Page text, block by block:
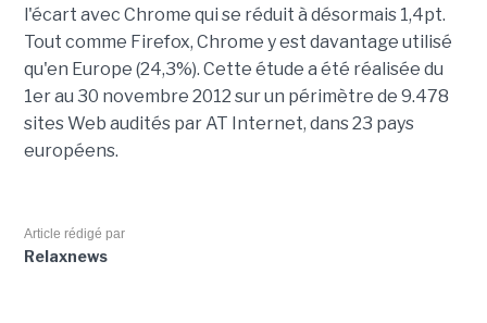
l'écart avec Chrome qui se réduit à désormais 1,4pt.
Tout comme Firefox, Chrome y est davantage utilisé
qu'en Europe (24,3%). Cette étude a été réalisée du
1er au 30 novembre 2012 sur un périmètre de 9.478
sites Web audités par AT Internet, dans 23 pays
européens.
Article rédigé par
Relaxnews